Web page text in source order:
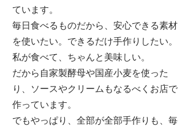
ています。
毎日食べるものだから、安心できる素材
を使いたい。できるだけ手作りしたい。
私が食べて、ちゃんと美味しい。
だから自家製酵母や国産小麦を使った
り、ソースやクリームもなるべくお店で
作っています。
でもやっぱり、全部が全部手作りも、毎